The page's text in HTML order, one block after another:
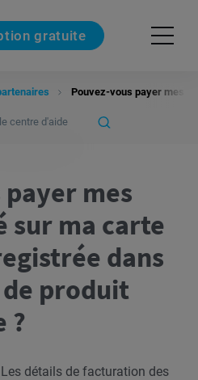
gratuite
Pouvez-vous payer mes
mes
sur ma carte
dans
produit
?
détails de facturation des